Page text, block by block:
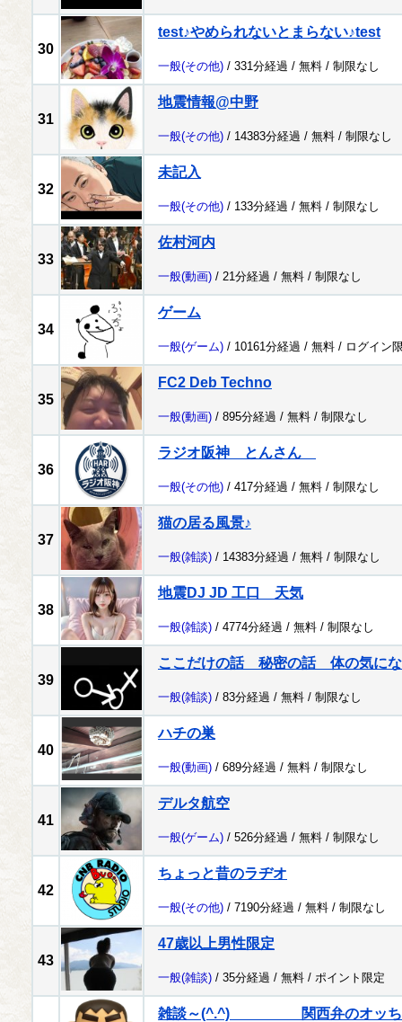
30
test♪やめられないとまらない♪test
一般(その他) / 331分経過 / 無料 / 制限なし
31
地震情報@中野
一般(その他) / 14383分経過 / 無料 / 制限なし
32
未記入
一般(その他) / 133分経過 / 無料 / 制限なし
33
佐村河内
一般(動画) / 21分経過 / 無料 / 制限なし
34
ゲーム
一般(ゲーム) / 10161分経過 / 無料 / ログイン
35
FC2 Deb Techno
一般(動画) / 895分経過 / 無料 / 制限なし
36
ラジオ阪神 とんさん
一般(その他) / 417分経過 / 無料 / 制限なし
37
猫の居る風景♪
一般(雑談) / 14383分経過 / 無料 / 制限なし
38
地震DJ JD 工口 天気
一般(雑談) / 4774分経過 / 無料 / 制限なし
39
ここだけの話 秘密の話 体の気に
一般(雑談) / 83分経過 / 無料 / 制限なし
40
ハチの巣
一般(動画) / 689分経過 / 無料 / 制限なし
41
デルタ航空
一般(ゲーム) / 526分経過 / 無料 / 制限なし
42
ちょっと昔のラヂオ
一般(その他) / 7190分経過 / 無料 / 制限なし
43
47歳以上男性限定
一般(雑談) / 35分経過 / 無料 / ポイント限定
雑談～(^.^) 関西弁のオッち